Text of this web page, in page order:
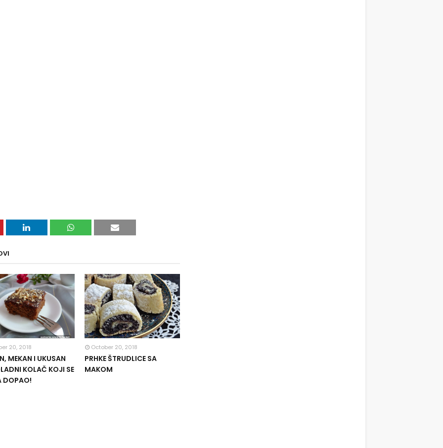
20, 2018
MEKAN I UKUSAN
KOLAČ KOJI SE
DOPAO!
October 20, 2018
PRHKE ŠTRUDLICE SA
MAKOM